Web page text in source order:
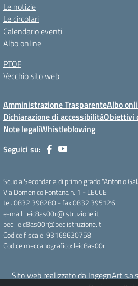
Le notizie
Le circolari
Calendario eventi
Albo online
PTOF
Vecchio sito web
Amministrazione TrasparenteAlbo
Dichiarazione di accessibilitàObiettivi
Note legaliWhistleblowing
Seguici su:
Scuola Secondaria di primo grado "Antonio
Via Domenico Fontana n. 1 - LECCE
tel. 0832 398280 - fax 0832 395126
e-mail: leic8as00r@istruzione.it
pec: leic8as00r@pec.istruzione.it
Codice fiscale: 93169630758
Codice meccanografico: leic8as00r
Sito web realizzato da IngegnArt